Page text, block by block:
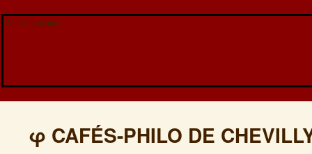
Veuillez patienter...
φ CAFÉS-PHILO DE